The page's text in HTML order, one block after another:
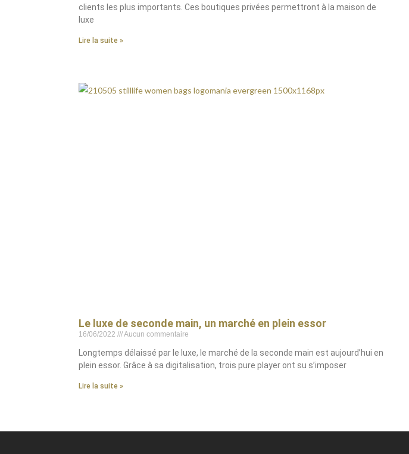
clients les plus importants. Ces boutiques privées permettront à la maison de
luxe
Lire la suite »
Le luxe de seconde main, un marché en plein essor
16/06/2022 Aucun commentaire
Longtemps délaissé par le luxe, le marché de la seconde main est aujourd’hui en
plein essor. Grâce à sa digitalisation, trois pure player ont su s’imposer
Lire la suite »